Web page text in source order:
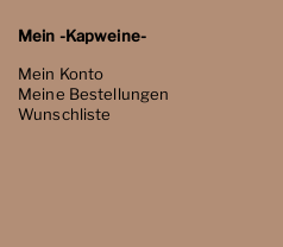
Mein -Kapweine-
Mein Konto
Meine Bestellungen
Wunschliste